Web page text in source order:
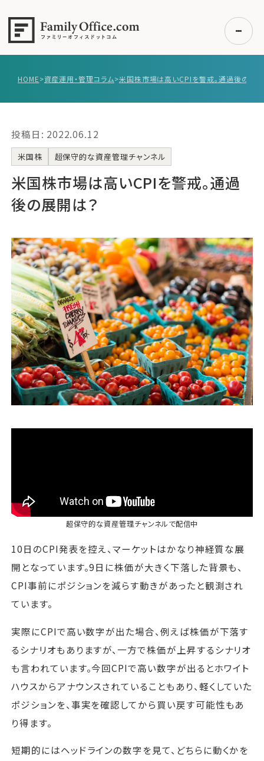
事例紹介
エキスパート一覧
無料講座
コラム
無料ご相談 ログイン
運営会社
ファミリーオフィスとは
関連書籍
メールマガジン登録
よくある質問
HOME>資産運用・管理コラム>米国株市場は高いCPIを警戒。通過後の展
投稿日: 2022.06.12
米国株 超保守的な資産管理チャンネル
米国株市場は高いCPIを警戒。通過
後の展開は？
超保守的な資産管理チャンネルで配信中
10日のCPI発表を控え、マーケットはかなり神経質な展
開となっています。9日に株価が大きく下落した背景も、
CPI事前にポジションを減らす動きがあったと観測され
ています。
実際にCPIで高い数字が出た場合、例えば株価が下落す
るシナリオもありますが、一方で株価が上昇するシナリオ
も言われています。今回CPIで高い数字が出るとホワイト
ハウスからアナウンスされていることもあり、軽くしていた
ポジションを、事実を確認してから買い戻す可能性もあ
り得ます。
短期的にはヘッドラインの数字を見て、どちらに動くかを